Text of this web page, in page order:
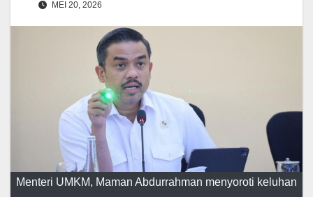
MEI 20, 2026
Menteri UMKM, Maman Abdurrahman menyoroti keluhan